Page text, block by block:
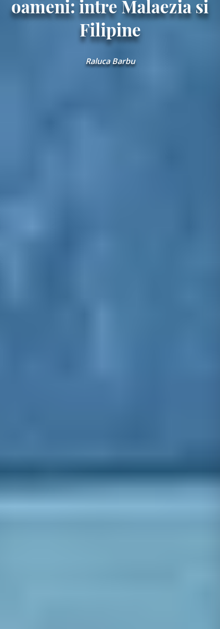
oameni: intre Malaezia si
Filipine
Raluca Barbu